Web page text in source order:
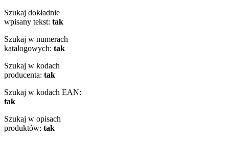
Szukaj dokładnie
wpisany tekst: tak
Szukaj w numerach
katalogowych: tak
Szukaj w kodach
producenta: tak
Szukaj w kodach EAN:
tak
Szukaj w opisach
produktów: tak